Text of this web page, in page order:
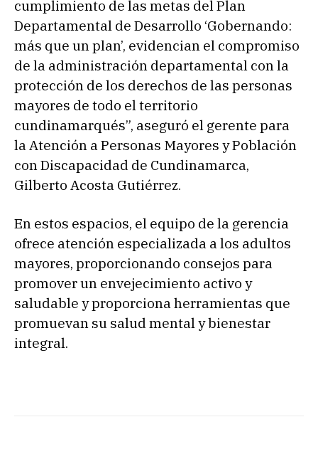
cumplimiento de las metas del Plan
Departamental de Desarrollo ‘Gobernando:
más que un plan’, evidencian el compromiso
de la administración departamental con la
protección de los derechos de las personas
mayores de todo el territorio
cundinamarqués”, aseguró el gerente para
la Atención a Personas Mayores y Población
con Discapacidad de Cundinamarca,
Gilberto Acosta Gutiérrez.
En estos espacios, el equipo de la gerencia
ofrece atención especializada a los adultos
mayores, proporcionando consejos para
promover un envejecimiento activo y
saludable y proporciona herramientas que
promuevan su salud mental y bienestar
integral.